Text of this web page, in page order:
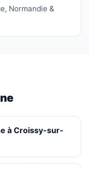
Normandie &
à Croissy-sur-